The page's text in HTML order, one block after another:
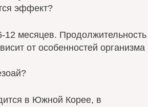
эффект?
месяцев. Продолжительность
от особенностей организма
в Южной Корее, в